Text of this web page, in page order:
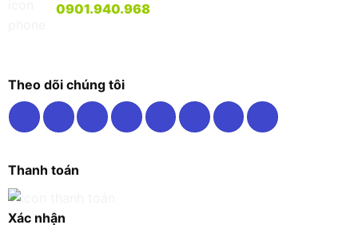
0901.940.968
Theo dõi chúng tôi
Thanh toán
Xác nhận